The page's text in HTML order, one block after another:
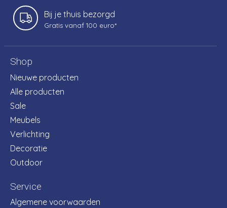
Bij je thuis bezorgd
Gratis vanaf 100 euro*
Shop
Nieuwe producten
Alle producten
Sale
Meubels
Verlichting
Decoratie
Outdoor
Service
Algemene voorwaarden